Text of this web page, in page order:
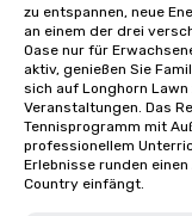
zu entspannen, neue
an einem der drei
Oase nur für
aktiv, genießen Sie
sich auf Longhorn
Veranstaltungen. Das
Tennisprogramm mit
professionellem
Erlebnisse runden
Country einfängt.